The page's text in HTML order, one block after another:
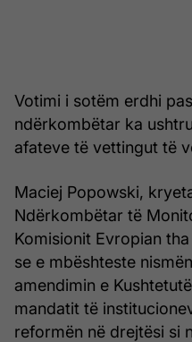
Votimi i sotëm erdhi
ndërkombëtar ka
afateve të vettingut të
Maciej Popowski,
Ndërkombëtar të
Komisionit Evropian
se e mbështeste
amendimin e
mandatit të
reformën në drejtësi si